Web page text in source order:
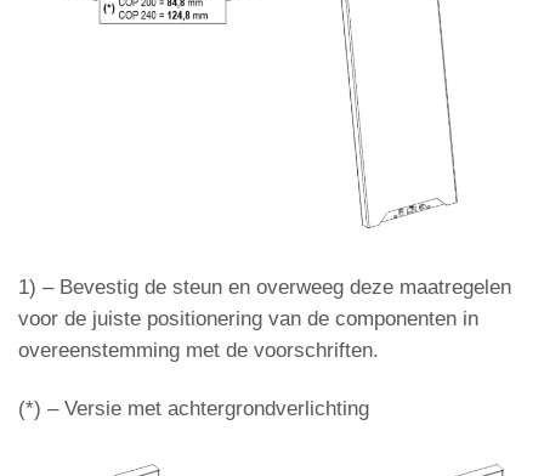
1) – Bevestig de steun en overweeg deze maatregelen
voor de juiste positionering van de componenten in
overeenstemming met de voorschriften.
(*) – Versie met achtergrondverlichting